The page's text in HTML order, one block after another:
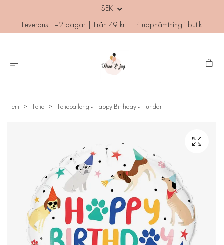
SEK
Leverans 1–2 dagar | Från 49 kr | Fri upphämtning i butik
Hem Folie Folieballong - Happy Birthday - Hundar